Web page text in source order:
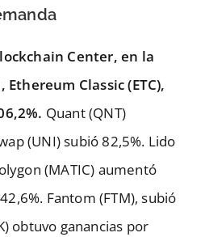
Center, en la
, Ethereum Classic (ETC),
Quant (QNT)
(UNI) subió 82,5%. Lido
(MATIC) aumentó
Fantom (FTM), subió
obtuvo ganancias por